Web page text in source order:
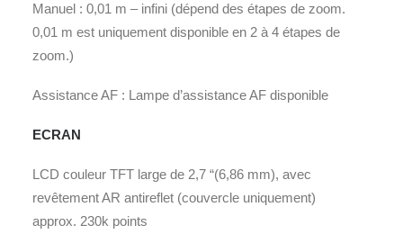
Manuel : 0,01 m – infini (dépend des étapes de zoom.
0,01 m est uniquement disponible en 2 à 4 étapes de
zoom.)
Assistance AF : Lampe d’assistance AF disponible
ECRAN
LCD couleur TFT large de 2,7 “(6,86 mm), avec
revêtement AR antireflet (couvercle uniquement)
approx. 230k points